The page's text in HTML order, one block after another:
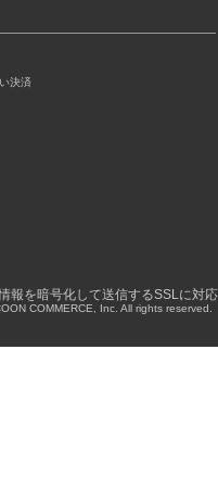
決済
報を暗号化して送信するSSLに対応
COMMERCE, Inc. All rights reserved.